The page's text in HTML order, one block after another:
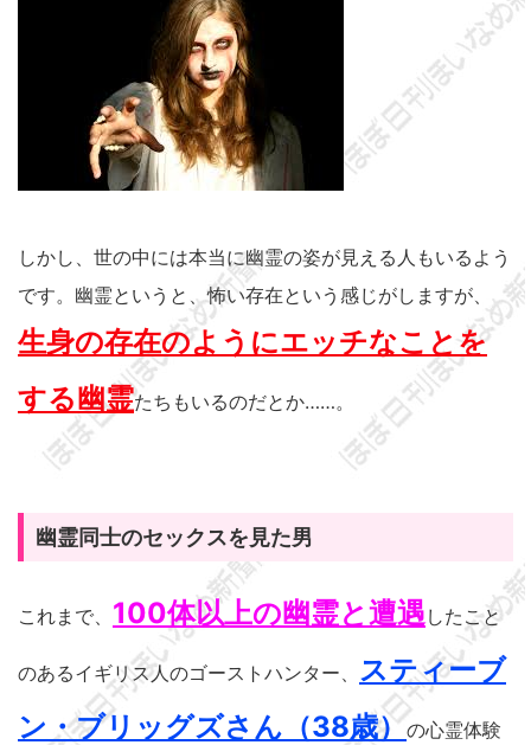
しかし、世の中には本当に幽霊の姿が見える人もいるよう
です。幽霊というと、怖い存在という感じがしますが、
生身の存在のようにエッチなことを
する幽霊たちもいるのだとか……。
幽霊同士のセックスを見た男
これまで、 100体以上の幽霊と遭遇したこと
のあるイギリス人のゴーストハンター、 スティーブ
ン・ブリッグズさん（38歳）の心霊体験